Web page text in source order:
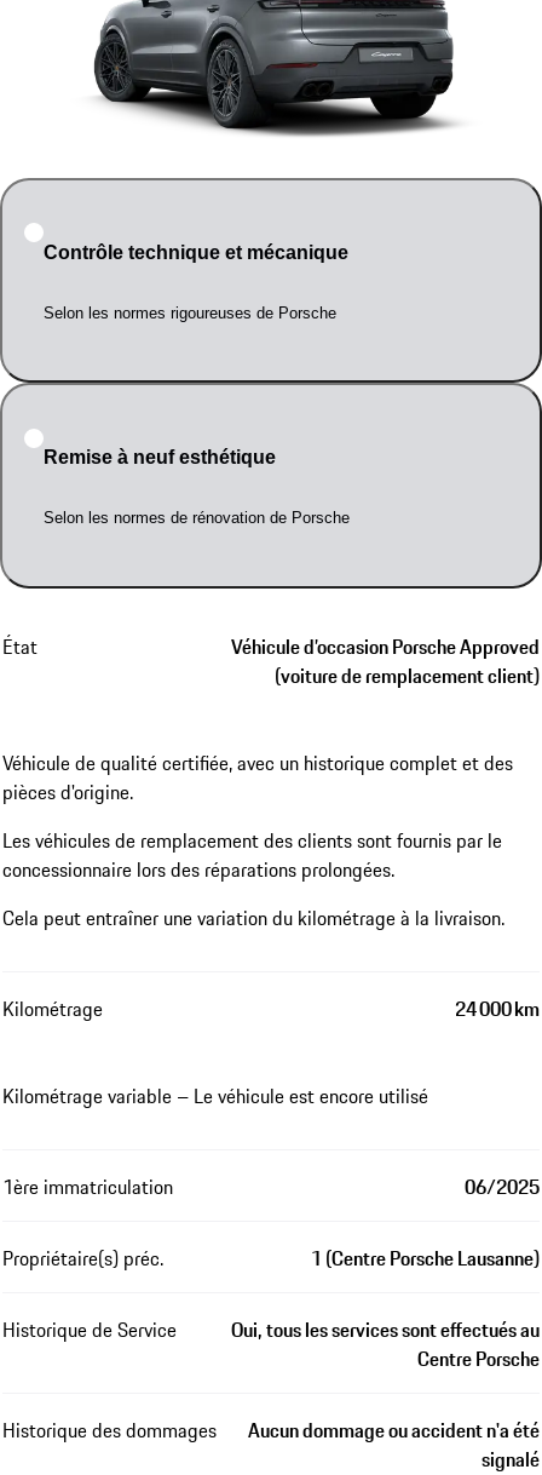
Contrôle technique et mécanique
Selon les normes rigoureuses de Porsche
Remise à neuf esthétique
Selon les normes de rénovation de Porsche
État
Véhicule d’occasion Porsche Approved
(voiture de remplacement client)
Véhicule de qualité certifiée, avec un historique complet et des
pièces d'origine.
Les véhicules de remplacement des clients sont fournis par le
concessionnaire lors des réparations prolongées.
Cela peut entraîner une variation du kilométrage à la livraison.
Kilométrage 24 000 km
Kilométrage variable – Le véhicule est encore utilisé
1ère immatriculation 06/2025
Propriétaire(s) préc. 1 (Centre Porsche Lausanne)
Historique de Service
Oui, tous les services sont effectués au
Centre Porsche
Historique des dommages
Aucun dommage ou accident n'a été
signalé